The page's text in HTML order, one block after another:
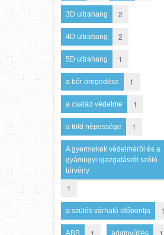
3D ultrahang 2
4D ultrahang 2
5D ultrahang 1
a bőr öregedése 1
a család védelme 1
a föld népessége 1
A gyermekek védelméről és a
gyámügyi igazgatásról szóló
törvény
1
a szülés várható időpontja 1